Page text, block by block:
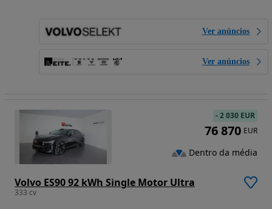
Ver anúncios
Ver anúncios
Volvo ES90 92 kWh Single Motor Ultra
333 cv
-2 030 EUR
76 870 EUR
Dentro da média